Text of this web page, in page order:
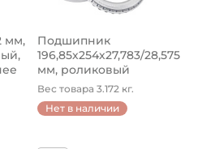
- производителя:
мм,
Подшипник
196,85х254х27,783/28,575
мм, роликовый
однорядный конический
...
Вес товара 3.172 кг.
Нет в наличии